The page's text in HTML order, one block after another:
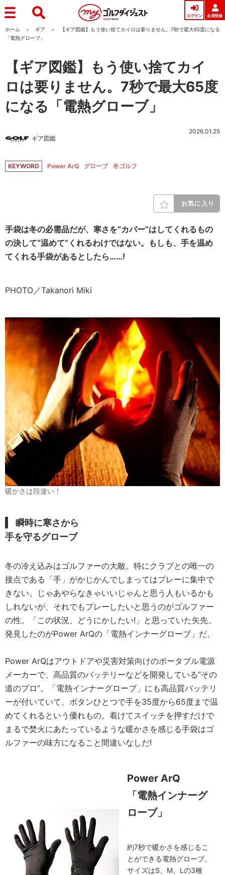
ログイン 会員登録
ホーム ギア
【ギア図鑑】もう使い捨てカイロは要りません。7秒で最大65度になる
「電熱グローブ」
【ギア図鑑】もう使い捨てカイ
ロは要りません。7秒で最大65度
になる「電熱グローブ」
ギア図鑑
2026.01.25
KEYWORD Power ArQ グローブ 冬ゴルフ
お気に入り
手袋は冬の必需品だが、寒さを“カバー”はしてくれるもの
の決して“温めて”くれるわけではない。もしも、手を温め
てくれる手袋があるとしたら……!
PHOTO／Takanori Miki
暖かさは段違い！
瞬時に寒さから
手を守るグローブ
冬の冷え込みはゴルファーの大敵。特にクラブとの唯一の
接点である「手」がかじかんでしまってはプレーに集中で
きない。じゃあやらなきゃいいじゃんと思う人もいるかも
しれないが、それでもプレーしたいと思うのがゴルファー
の性。「この状況、どうにかしたい!」と思っていた矢先、
発見したのがPower ArQの「電熱インナーグローブ」だ。
Power ArQはアウトドアや災害対策向けのポータブル電源
メーカーで、高品質のバッテリーなどを開発している“その
道のプロ”。「電熱インナーグローブ」にも高品質バッテリ
ーが付いていて、ボタンひとつで手を35度から65度まで温
めてくれるという優れもの。着けてスイッチを押すだけで
まるで焚火にあたっているような暖かさを感じる手袋はゴ
ルファーの味方になること間違いなしだ!
Power ArQ
「電熱インナーグ
ローブ」
約7秒で暖かさを感じるこ
とができる電熱グローブ。
サイズはS、M、Lの3種